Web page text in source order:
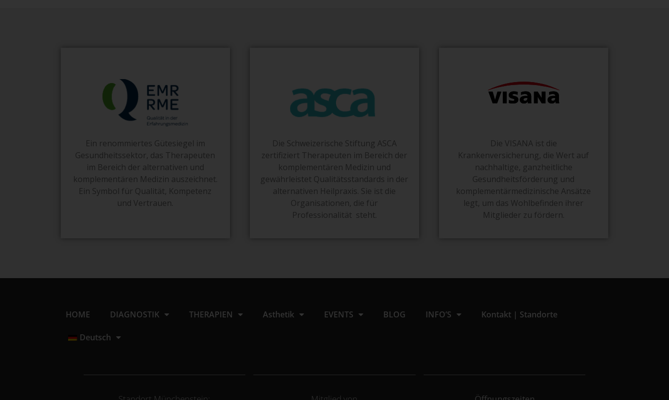
Ein renommiertes Gütesiegel im
Gesundheitssektor, das Therapeuten
im Bereich der alternativen und
komplementären Medizin auszeichnet.
Ein Symbol für Qualität, Kompetenz
und Vertrauen.
Die Schweizerische Stiftung ASCA
zertifiziert Therapeuten im Bereich der
komplementären Medizin und
gewährleistet Qualitätsstandards in der
alternativen Heilpraxis. Sie ist die
Organisationen, die für
Professionalität steht.
Die VISANA ist die
Krankenversicherung, die Wert auf
nachhaltige, ganzheitliche
Gesundheitsförderung und
komplementärmedizinische Ansätze
legt, um das Wohlbefinden ihrer
Mitglieder zu fördern.
HOME DIAGNOSTIK THERAPIEN Asthetik EVENTS BLOG INFO’S Kontakt | Standorte
Deutsch